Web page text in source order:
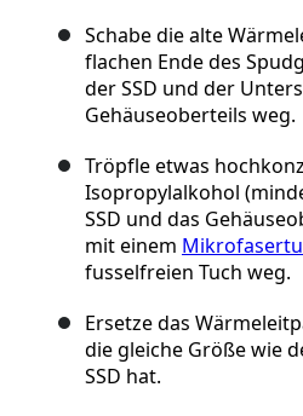
Schabe die alte
flachen Ende des
der SSD und der
Gehäuseoberteils weg.
Tröpfle etwas
Isopropylalkohol
SSD und das
mit einem
fusselfreien Tuch weg.
Ersetze das
die gleiche Größe wie
SSD hat.